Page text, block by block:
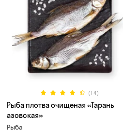
(14)
Рыба плотва очищеная «Тарань
азовская»
Рыба